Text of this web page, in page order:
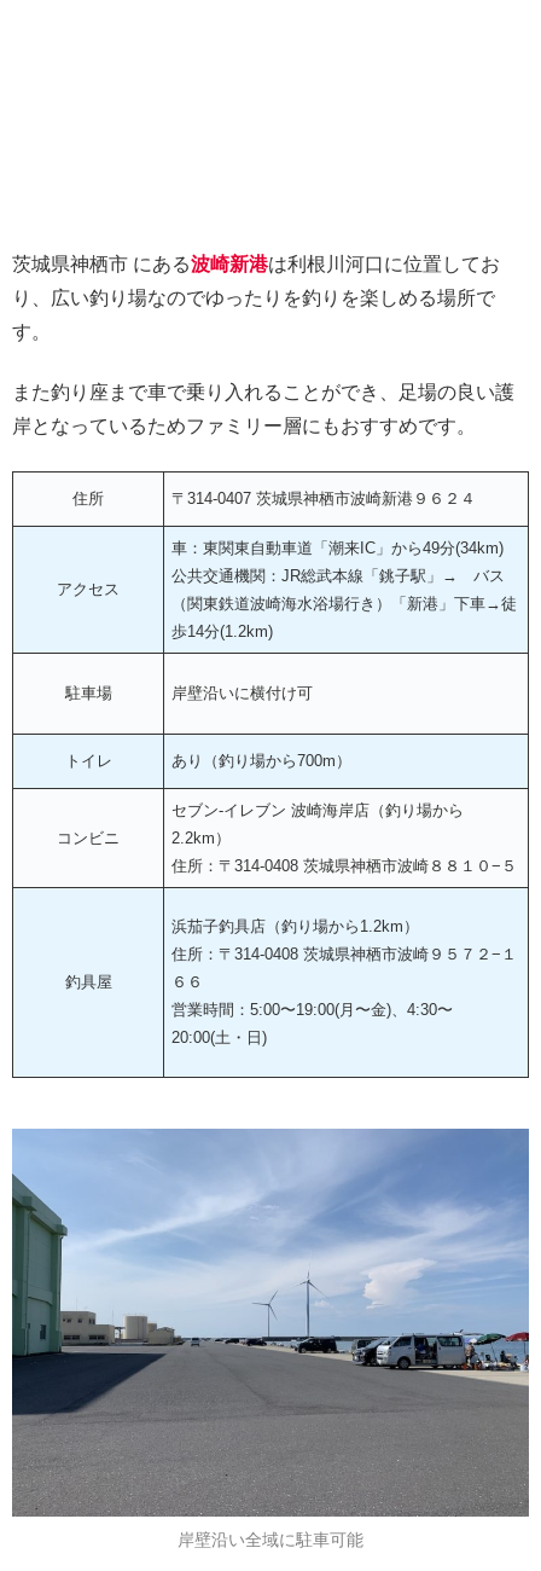
茨城県神栖市 にある波崎新港は利根川河口に位置してお
り、広い釣り場なのでゆったりを釣りを楽しめる場所で
す。
また釣り座まで車で乗り入れることができ、足場の良い護
岸となっているためファミリー層にもおすすめです。
住所 〒314-0407 茨城県神栖市波崎新港９６２４
アクセス
車：東関東自動車道「潮来IC」から49分(34km)
公共交通機関：JR総武本線「銚子駅」→ バス
（関東鉄道波崎海水浴場行き）「新港」下車→徒
歩14分(1.2km)
駐車場 岸壁沿いに横付け可
トイレ あり（釣り場から700m）
コンビニ
セブン-イレブン 波崎海岸店（釣り場から
2.2km）
住所：〒314-0408 茨城県神栖市波崎８８１０−５
釣具屋
浜茄子釣具店（釣り場から1.2km）
住所：〒314-0408 茨城県神栖市波崎９５７２−１
６６
営業時間：5:00〜19:00(月〜金)、4:30〜
20:00(土・日)
岸壁沿い全域に駐車可能